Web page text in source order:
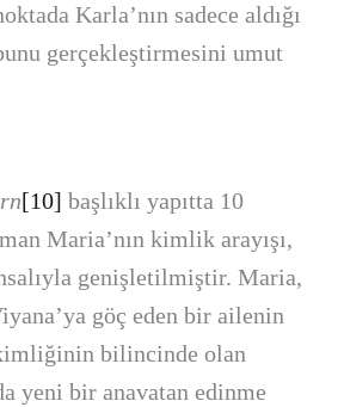
Karla’nın sadece aldığı
gerçekleştirmesini umut
[10] başlıklı yapıtta 10
Maria’nın kimlik arayışı,
genişletilmiştir. Maria,
göç eden bir ailenin
bilincinde olan
yeni bir anavatan edinme